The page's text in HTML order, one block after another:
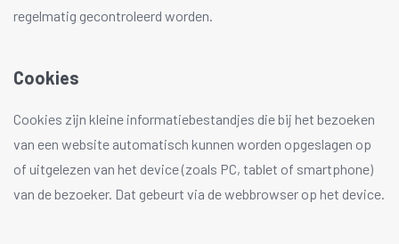
regelmatig gecontroleerd worden.
Cookies
Cookies zijn kleine informatiebestandjes die bij het bezoeken
van een website automatisch kunnen worden opgeslagen op
of uitgelezen van het device (zoals PC, tablet of smartphone)
van de bezoeker. Dat gebeurt via de webbrowser op het device.